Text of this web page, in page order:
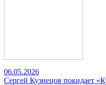
06.05.2026
Сергей Кузнецов покидает